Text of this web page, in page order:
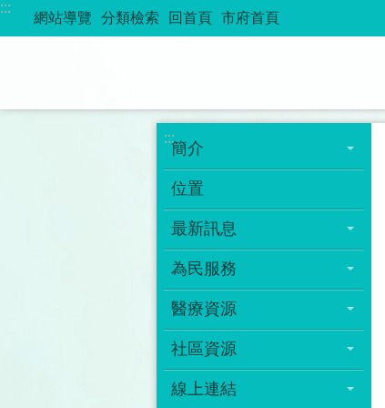
跳到主要內容區塊
:::
網站導覽 分類檢索 回首頁 市府首頁
:::
簡介
位置
最新訊息
為民服務
醫療資源
社區資源
線上連結